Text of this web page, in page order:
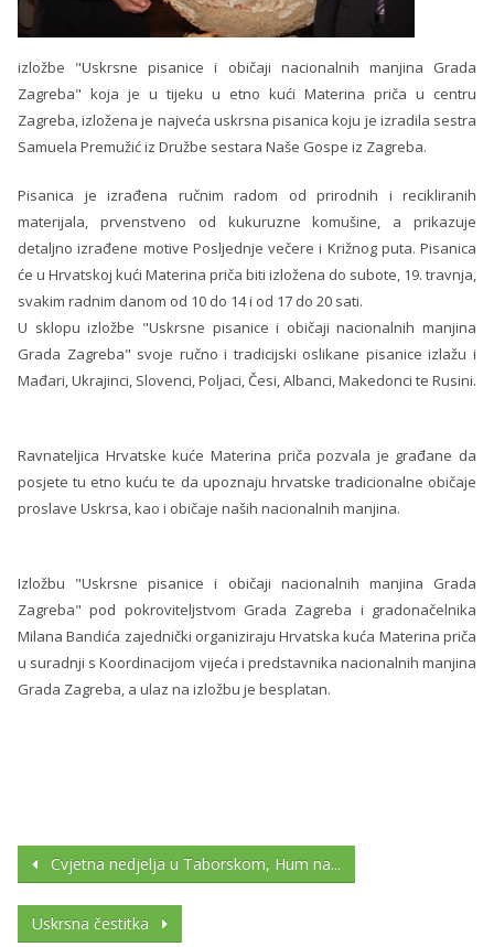
izložbe "Uskrsne pisanice i običaji nacionalnih manjina Grada
Zagreba" koja je u tijeku u etno kući Materina priča u centru
Zagreba, izložena je najveća uskrsna pisanica koju je izradila sestra
Samuela Premužić iz Družbe sestara Naše Gospe iz Zagreba.
Pisanica je izrađena ručnim radom od prirodnih i recikliranih
materijala, prvenstveno od kukuruzne komušine, a prikazuje
detaljno izrađene motive Posljednje večere i Križnog puta. Pisanica
će u Hrvatskoj kući Materina priča biti izložena do subote, 19. travnja,
svakim radnim danom od 10 do 14 i od 17 do 20 sati.
U sklopu izložbe "Uskrsne pisanice i običaji nacionalnih manjina
Grada Zagreba" svoje ručno i tradicijski oslikane pisanice izlažu i
Mađari, Ukrajinci, Slovenci, Poljaci, Česi, Albanci, Makedonci te Rusini.
Ravnateljica Hrvatske kuće Materina priča pozvala je građane da
posjete tu etno kuću te da upoznaju hrvatske tradicionalne običaje
proslave Uskrsa, kao i običaje naših nacionalnih manjina.
Izložbu "Uskrsne pisanice i običaji nacionalnih manjina Grada
Zagreba" pod pokroviteljstvom Grada Zagreba i gradonačelnika
Milana Bandića zajednički organiziraju Hrvatska kuća Materina priča
u suradnji s Koordinacijom vijeća i predstavnika nacionalnih manjina
Grada Zagreba, a ulaz na izložbu je besplatan.
Cvjetna nedjelja u Taborskom, Hum na...
Uskrsna čestitka